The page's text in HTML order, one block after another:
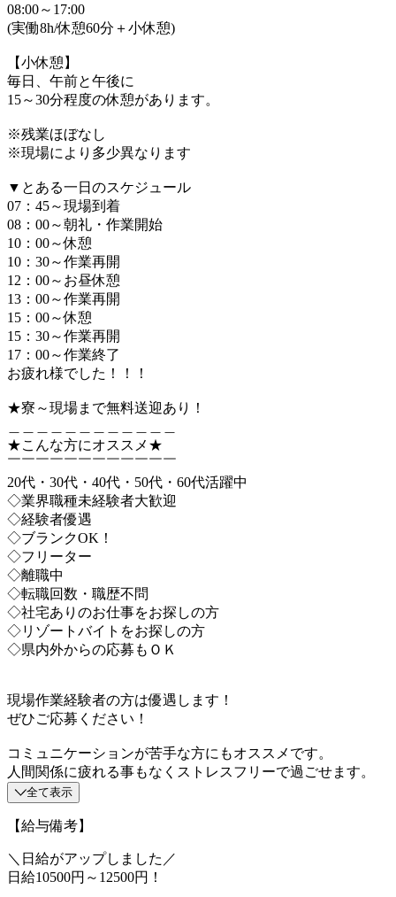
08:00～17:00
(実働8h/休憩60分＋小休憩)
【小休憩】
毎日、午前と午後に
15～30分程度の休憩があります。
※残業ほぼなし
※現場により多少異なります
▼とある一日のスケジュール
07：45～現場到着
08：00～朝礼・作業開始
10：00～休憩
10：30～作業再開
12：00～お昼休憩
13：00～作業再開
15：00～休憩
15：30～作業再開
17：00～作業終了
お疲れ様でした！！！
★寮～現場まで無料送迎あり！
★こんな方にオススメ★
￣￣￣￣￣￣￣￣￣￣￣￣
20代・30代・40代・50代・60代活躍中
◇業界職種未経験者大歓迎
◇経験者優遇
◇ブランクOK！
◇フリーター
◇離職中
◇転職回数・職歴不問
◇社宅ありのお仕事をお探しの方
◇リゾートバイトをお探しの方
◇県内外からの応募もＯＫ
現場作業経験者の方は優遇します！
ぜひご応募ください！
コミュニケーションが苦手な方にもオススメです。
人間関係に疲れる事もなくストレスフリーで過ごせます。
全て表示
【給与備考】
＼日給がアップしました／
日給10500円～12500円！